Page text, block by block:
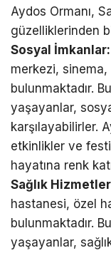
Aydos Ormanı,
güzelliklerinden
Sosyal İmkanlar:
merkezi,
bulunmaktadır.
yaşayanlar,
karşılayabilirler.
etkinlikler ve
hayatına renk
Sağlık
hastanesi, özel
bulunmaktadır.
yaşayanlar,